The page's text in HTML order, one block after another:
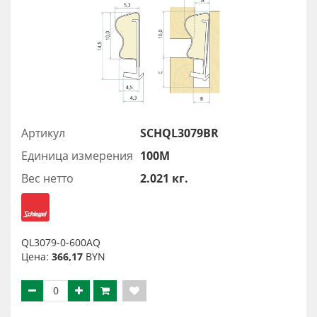
Артикул
SCHQL3079BR
Единица измерения 100М
Вес нетто
2.021 кг.
QL3079-0-600AQ
Цена: 366,17 BYN